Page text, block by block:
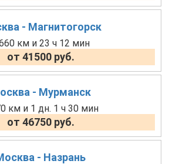
- Магнитогорск
км и 23 ч 12 мин
от 41500 руб.
- Мурманск
км и 1 дн. 1 ч 30 мин
от 46750 руб.
- Назрань